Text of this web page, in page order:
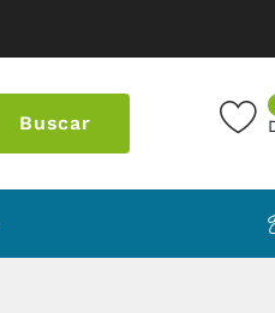
Buscar
No products in the